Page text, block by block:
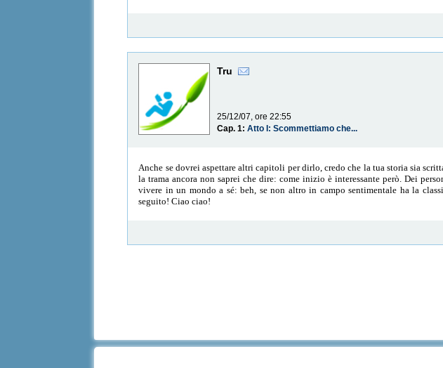
Tru
25/12/07, ore 22:55
Cap. 1:Atto I: Scommettiamo che...
Anche se dovrei aspettare altri capitoli per dirlo, credo che la tua storia sia
la trama ancora non saprei che dire: come inizio è interessante però. Dei
vivere in un mondo a sé: beh, se non altro in campo sentimentale ha la
seguito! Ciao ciao!